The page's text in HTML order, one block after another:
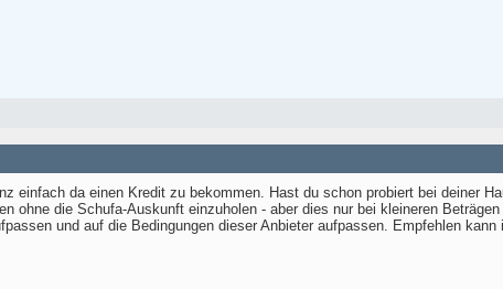
einfach da einen Kredit zu bekommen. Hast du schon probiert bei deiner
ohne die Schufa-Auskunft einzuholen - aber dies nur bei kleineren
und auf die Bedingungen dieser Anbieter aufpassen. Empfehlen